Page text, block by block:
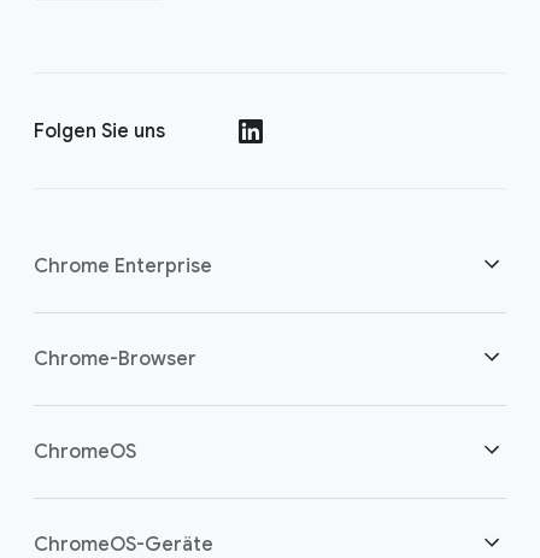
Folgen Sie uns
Chrome Enterprise
Sicherheit
Chrome-Browser
Übersicht
ChromeOS
Übersicht
ChromeOS-Geräte